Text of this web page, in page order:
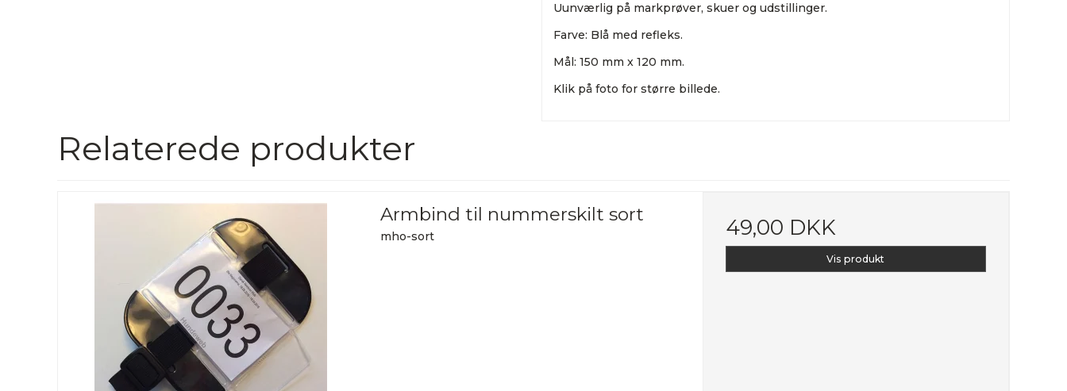
Uunværlig på markprøver, skuer og udstillinger.
Farve: Blå med refleks.
Mål: 150 mm x 120 mm.
Klik på foto for større billede.
Relaterede produkter
Armbind til nummerskilt sort
mho-sort 49,00 DKK
Vis produkt